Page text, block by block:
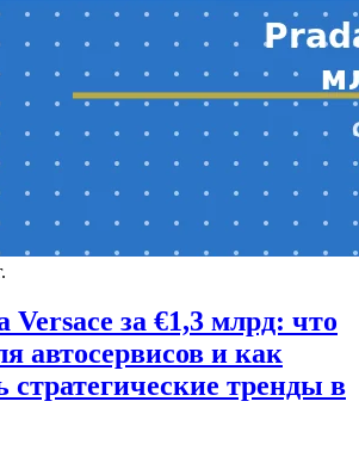
Versace за €1,3 млрд: что
автосервисов и как
стратегические тренды в